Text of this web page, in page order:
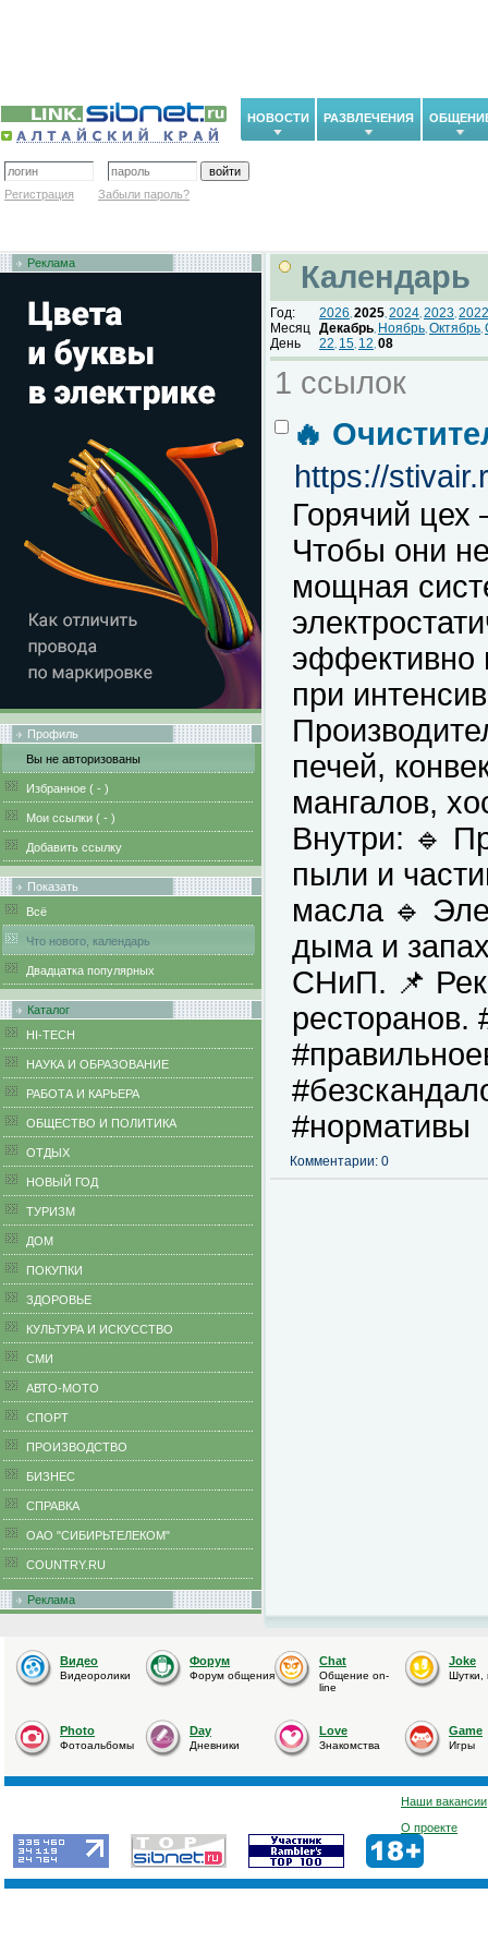
НОВОСТИ РАЗВЛЕЧЕНИЯ
Регистрация Забыли пароль?
Реклама
Профиль
Вы не авторизованы
Избранное ( - )
Мои ссылки ( - )
Добавить ссылку
Показать
Всё
Что нового, календарь
Двадцатка популярных
Каталог
HI-TECH
НАУКА И ОБРАЗОВАНИЕ
РАБОТА И КАРЬЕРА
ОБЩЕСТВО И ПОЛИТИКА
ОТДЫХ
НОВЫЙ ГОД
ТУРИЗМ
ДОМ
ПОКУПКИ
ЗДОРОВЬЕ
КУЛЬТУРА И ИСКУССТВО
СМИ
АВТО-МОТО
СПОРТ
ПРОИЗВОДСТВО
БИЗНЕС
CПРАВКА
ОАО "СИБИРЬТЕЛЕКОМ"
COUNTRY.RU
Реклама
Календарь
Год: 2026, 2025, 2024, 2023, 2022
Месяц Декабрь, Ноябрь, Октябрь,
День
22, 15, 12, 08
1 ссылок
🔥
https://
Горячий
Чтобы они
мощная
эффективно
при
печей,
мангалов,
Внутри: 🔹
пыли и
масла 🔹
дыма и
СНиП. 📌
ресторанов.
#нормативы
Комментарии: 0
Видео
Видеоролики
Форум
Форум общения
Chat
Общение on-
line
Joke
Шутки,
Photo
Фотоальбомы
Day
Дневники
Love
Знакомства
Game
Игры
Наши вакансии
О проекте